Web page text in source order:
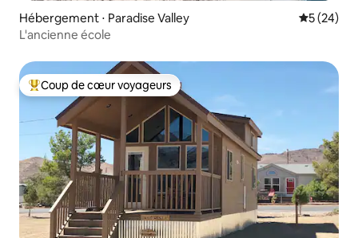
Hébergement ⋅ Paradise Valley
5 (24)
L'ancienne école
Coups de cœur voyageurs les plus appréciés
Coup de cœur voyageurs